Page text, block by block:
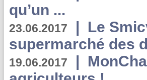
qu’un ...
23.06.2017 | Le
supermarché des
19.06.2017 |